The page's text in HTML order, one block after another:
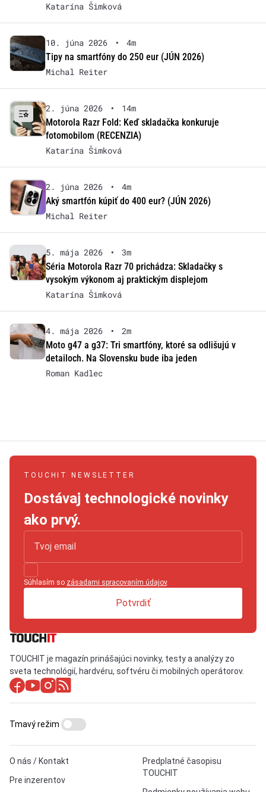
Katarína Šimková
10. júna 2026 •
4m
Tipy na smartfóny do 250 eur (JÚN 2026)
Michal Reiter
2. júna 2026 •
14m
Motorola Razr Fold: Keď skladačka konkuruje
fotomobilom (RECENZIA)
Katarína Šimková
2. júna 2026 •
4m
Aký smartfón kúpiť do 400 eur? (JÚN 2026)
Michal Reiter
5. mája 2026 •
3m
Séria Motorola Razr 70 prichádza: Skladačky s
vysokým výkonom aj praktickým displejom
Katarína Šimková
4. mája 2026 •
2m
Moto g47 a g37: Tri smartfóny, ktoré sa odlišujú v
detailoch. Na Slovensku bude iba jeden
Roman Kadlec
TOUCHIT NEWSLETTER
Dostávaj technologické novinky
ako prvý.
Súhlasím so zásadami spracovaním údajov.
Potvrdiť
TOUCHIT je magazín prinášajúci novinky, testy a analýzy zo
sveta technológií, hardvéru, softvéru či mobilných operátorov.
O nás / Kontakt
Pre inzerentov
Predplatné časopisu
TOUCHIT
Tmavý režim